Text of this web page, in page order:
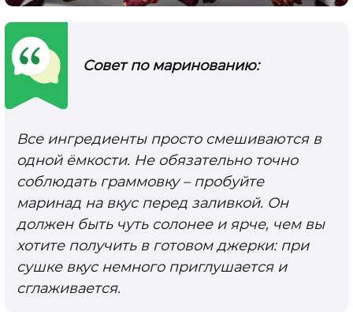
Совет по маринованию:
Все ингредиенты просто смешиваются в
одной ёмкости. Не обязательно точно
соблюдать граммовку – пробуйте
маринад на вкус перед заливкой. Он
должен быть чуть солонее и ярче, чем вы
хотите получить в готовом джерки: при
сушке вкус немного приглушается и
сглаживается.